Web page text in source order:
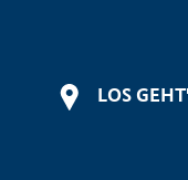
LOS